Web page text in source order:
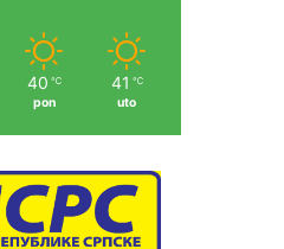
40 ℃
pon
41 ℃
uto